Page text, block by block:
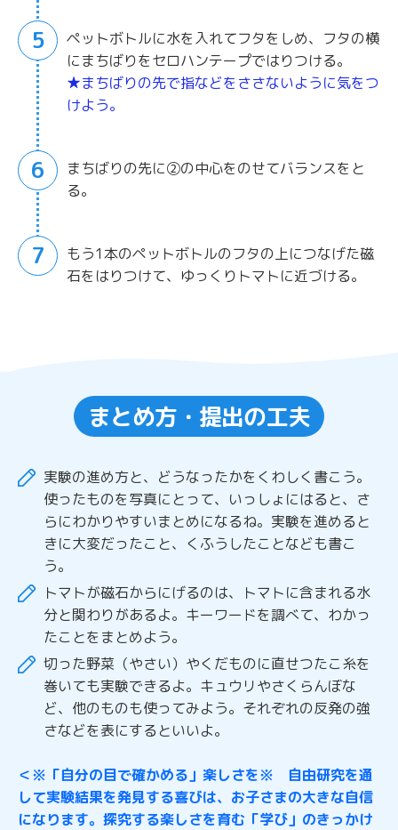
5
ペットボトルに水を入れてフタをしめ、フタの横
にまちばりをセロハンテープではりつける。
★まちばりの先で指などをささないように気をつ
けよう。
6
まちばりの先に②の中心をのせてバランスをと
る。
7
もう1本のペットボトルのフタの上につなげた磁
石をはりつけて、ゆっくりトマトに近づける。
まとめ方・提出の工夫
実験の進め方と、どうなったかをくわしく書こう。
使ったものを写真にとって、いっしょにはると、さ
らにわかりやすいまとめになるね。実験を進めると
きに大変だったこと、くふうしたことなども書こ
う。
トマトが磁石からにげるのは、トマトに含まれる水
分と関わりがあるよ。キーワードを調べて、わかっ
たことをまとめよう。
切った野菜（やさい）やくだものに直せつたこ糸を
巻いても実験できるよ。キュウリやさくらんぼな
ど、他のものも使ってみよう。それぞれの反発の強
さなどを表にするといいよ。
＜※「自分の目で確かめる」楽しさを※ 自由研究を通
して実験結果を発見する喜びは、お子さまの大きな自信
になります。探究する楽しさを育む「学び」のきっかけ